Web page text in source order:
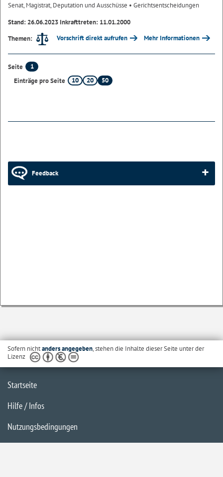
Senat, Magistrat, Deputation und Ausschüsse • Gerichtsentscheidungen
Stand: 26.06.2023 Inkrafttreten: 11.01.2000
Themen:
Vorschrift direkt aufrufen Mehr Informationen
Seite
1
Einträge pro Seite
10 20 50
Feedback
Sofern nichtanders angegeben, stehen die Inhalte dieser Seite unter der
Lizenz
Startseite
Hilfe / Infos
Nutzungsbedingungen